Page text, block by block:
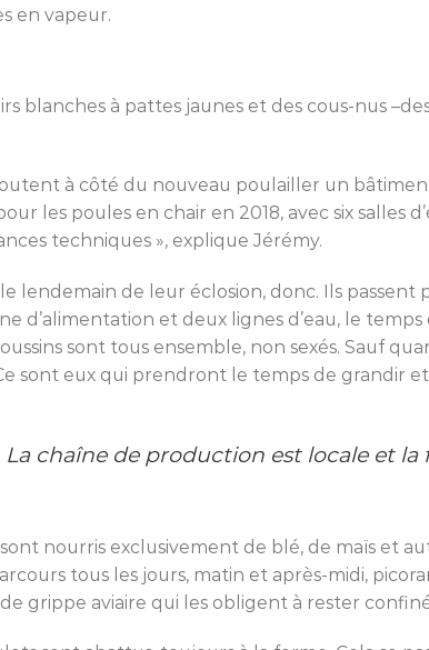
en vapeur.
blanches à pattes jaunes et des cous-nus
à côté du nouveau poulailler un
les poules en chair en 2018, avec six salles
techniques », explique Jérémy.
lendemain de leur éclosion, donc. Ils passent
et deux lignes d’eau, le temps
sont tous ensemble, non sexés. Sauf
sont eux qui prendront le temps de grandir
La chaîne de production est locale et
nourris exclusivement de blé, de maïs et
tous les jours, matin et après-midi,
grippe aviaire qui les obligent à rester